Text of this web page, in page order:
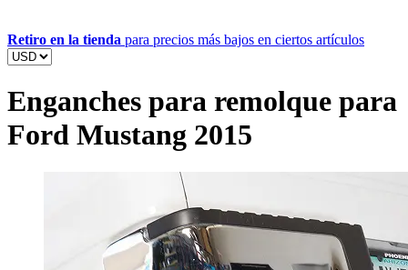
Retiro en la tienda para precios más bajos en ciertos artículos
Enganches para remolque para
Ford Mustang 2015